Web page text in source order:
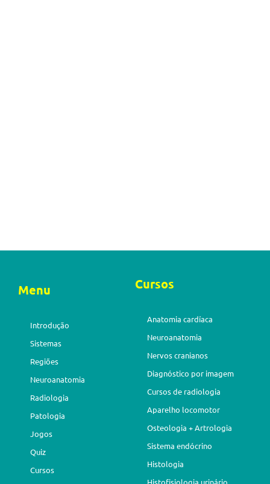
Menu
Introdução
Sistemas
Regiões
Neuroanatomia
Radiologia
Patologia
Jogos
Quiz
Cursos
Cursos
Anatomia cardíaca
Neuroanatomia
Nervos cranianos
Diagnóstico por imagem
Cursos de radiologia
Aparelho locomotor
Osteologia + Artrologia
Sistema endócrino
Histologia